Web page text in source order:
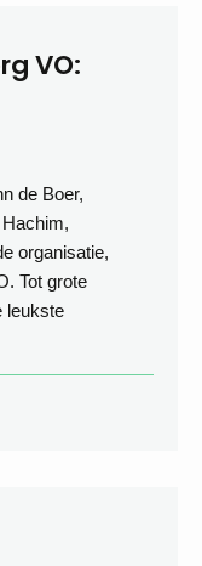
VO:
de Boer,
organisatie,
Tot grote
leukste